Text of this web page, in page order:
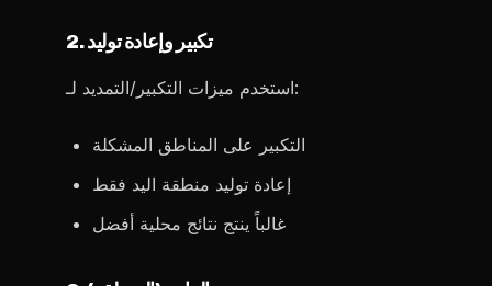
2. تكبير وإعادة توليد
استخدم ميزات التكبير/التمديد لـ:
التكبير على المناطق المشكلة
إعادة توليد منطقة اليد فقط
غالباً ينتج نتائج محلية أفضل